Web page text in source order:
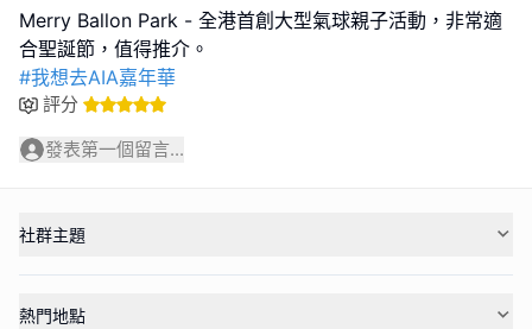
Merry Ballon Park - 全港首創大型氣球親子活動，非常適
#我想去AIA嘉年華
評分
發表第一個留言...
社群主題
熱門地點